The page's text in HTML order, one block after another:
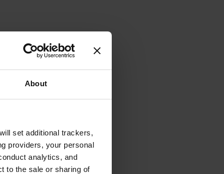
About
set additional trackers,
providers, your personal
analytics, and
to the sale or sharing of